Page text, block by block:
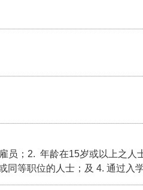
员；2. 年龄在15岁或以上之人
同等职位的人士；及 4. 通过入